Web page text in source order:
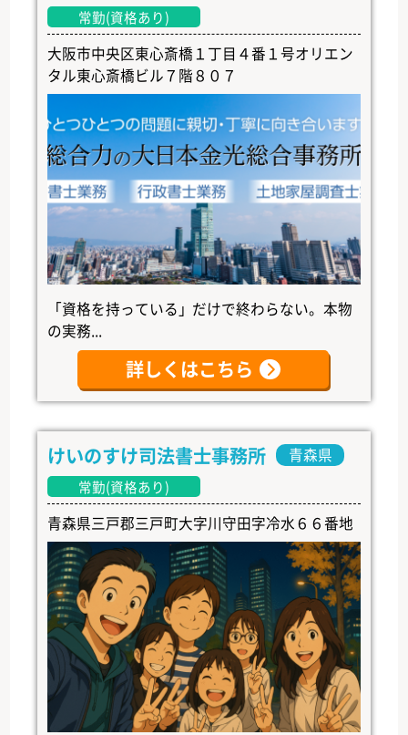
常勤(資格あり)
大阪市中央区東心斎橋１丁目４番１号オリエン
タル東心斎橋ビル７階８０７
「資格を持っている」だけで終わらない。本物
の実務...
詳しくはこちら
けいのすけ司法書士事務所 青森県
常勤(資格あり)
青森県三戸郡三戸町大字川守田字冷水６６番地